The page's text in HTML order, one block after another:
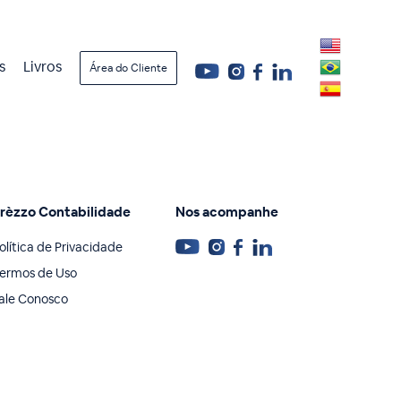
Livros Área do Cliente
Contabilidade
de Privacidade
de Uso
Conosco
Nos acompanhe